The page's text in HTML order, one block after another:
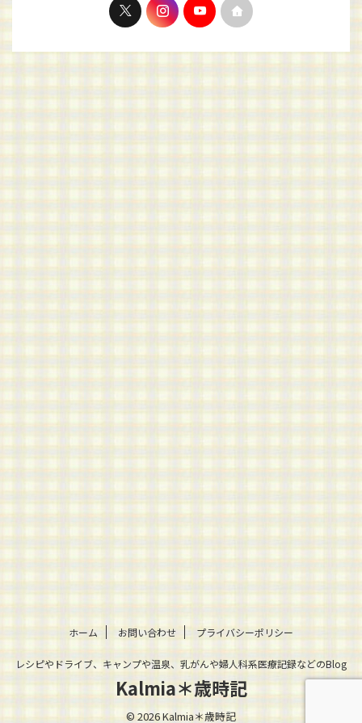
ホーム お問い合わせ プライバシーポリシー
レシピやドライブ、キャンプや温泉、乳がんや婦人科系医療記録などのBlog
Kalmia＊歳時記
© 2026 Kalmia＊歳時記